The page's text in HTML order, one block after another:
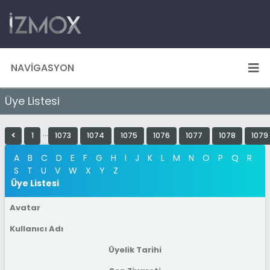
NAVIGASYON
Üye Listesi
1 … 1073 1074 1075 1076 1077 1078 1079
A B C D E F G H I J K L M N O P Q
R
S
T U V W X Y
Z
Üye Listesi
Avatar
Kullanıcı Adı
Üyelik Tarihi